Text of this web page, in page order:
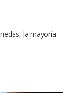
la mayoría